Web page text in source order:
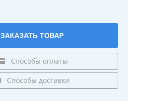
ЗАКАЗАТЬ ТОВАР
Способы оплаты
Способы доставки